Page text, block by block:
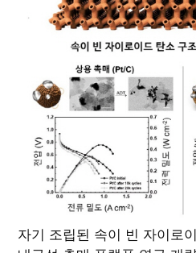
자기 조립된 속이 빈 자이로